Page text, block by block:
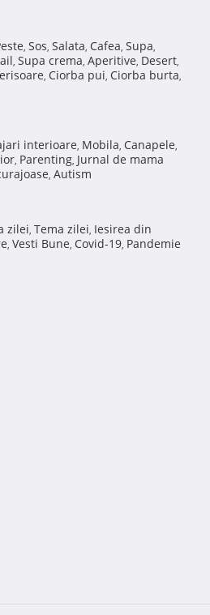
, Sos, Salata, Cafea, Supa,
, Supa crema, Aperitive, Desert,
, Ciorba pui, Ciorba burta,
interioare, Mobila, Canapele,
, Parenting, Jurnal de mama
, Autism
zilei, Tema zilei, Iesirea din
, Vesti Bune, Covid-19, Pandemie